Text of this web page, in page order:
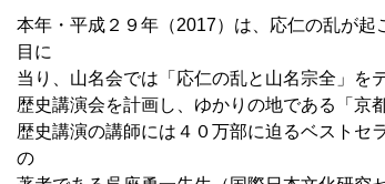
本年・平成２９年（2017）は、応仁の乱が
目に
当り、山名会では「応仁の乱と山名宗全」を
歴史講演会を計画し、ゆかりの地である「京
歴史講演の講師には４０万部に迫るベストセ
の